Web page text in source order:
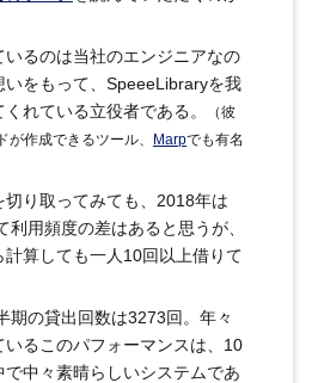
いるのは当社のエンジニアなの
いをもって、SpeeeLibraryを我
れている立役者である。
（彼
作成できるツール、 Marpでも有名
り取ってみても、2018年は
用頻度の差はあると思うが、
算しても一人10回以上借りて
期の貸出回数は3273回。年々
るこのパフォーマンスは、10
中々素晴らしいシステムであ